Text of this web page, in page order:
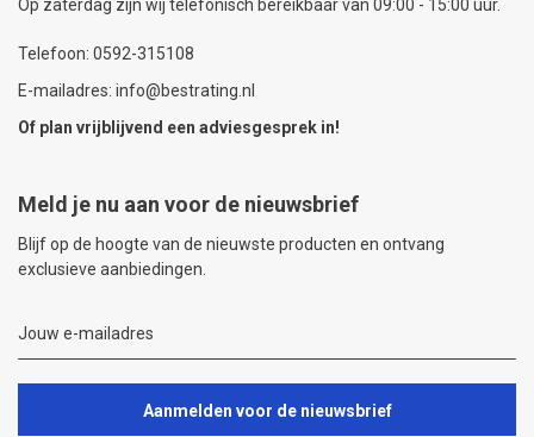
Op zaterdag zijn wij telefonisch bereikbaar van 09:00 - 15:00 uur.
Telefoon: 0592-315108
E-mailadres: info@bestrating.nl
Of plan vrijblijvend een adviesgesprek in!
Meld je nu aan voor de nieuwsbrief
Blijf op de hoogte van de nieuwste producten en ontvang
exclusieve aanbiedingen.
Aanmelden voor de nieuwsbrief